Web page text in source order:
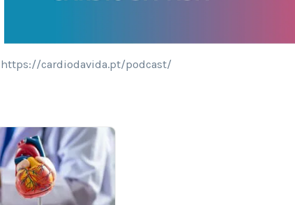
https://cardiodavida.pt/podcast/